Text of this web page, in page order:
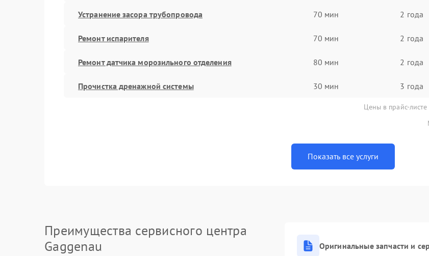
Устранение засора трубопровода 70 мин 2 года
Ремонт испарителя 70 мин 2 года
Ремонт датчика морозильного отделения 80 мин 2 года
Прочистка дренажной системы 30 мин 3 года
Цены в прайс-
Показать все услуги
Преимущества сервисного центра
Gaggenau
Оригинальные запчасти и